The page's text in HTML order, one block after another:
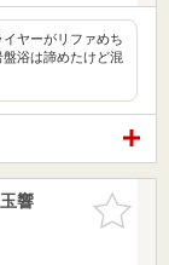
ヤーがリファめち
浴は諦めたけど混
お気に入
りに追加
響